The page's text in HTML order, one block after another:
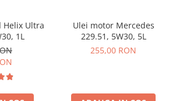
Helix Ultra
1L
Ulei motor Mercedes
229.51, 5W30, 5L
255,00 RON